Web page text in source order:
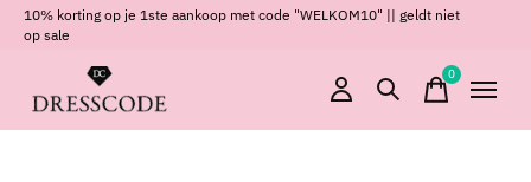
10% korting op je 1ste aankoop met code "WELKOM10" || geldt niet
op sale
0items